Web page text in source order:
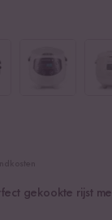
gekookte rijst